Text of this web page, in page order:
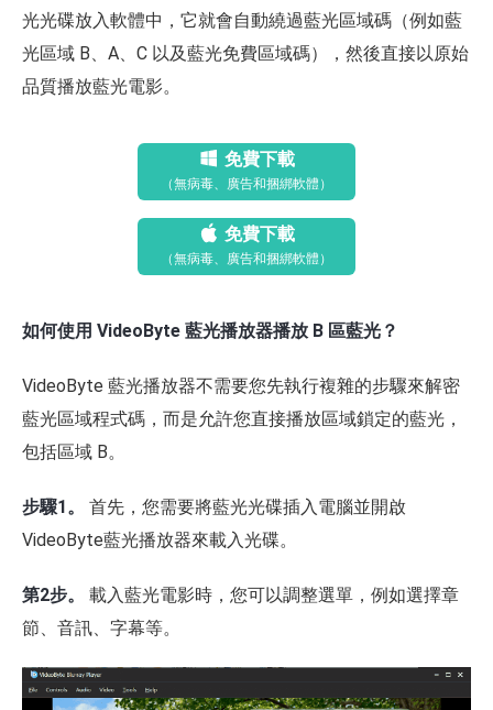
光光碟放入軟體中，它就會自動繞過藍光區域碼（例如藍
光區域 B、A、C 以及藍光免費區域碼），然後直接以原始
品質播放藍光電影。
免費下載
（無病毒、廣告和捆綁軟體）
免費下載
（無病毒、廣告和捆綁軟體）
如何使用 VideoByte 藍光播放器播放 B 區藍光？
VideoByte 藍光播放器不需要您先執行複雜的步驟來解密
藍光區域程式碼，而是允許您直接播放區域鎖定的藍光，
包括區域 B。
步驟1。 首先，您需要將藍光光碟插入電腦並開啟
VideoByte藍光播放器來載入光碟。
第2步。 載入藍光電影時，您可以調整選單，例如選擇章
節、音訊、字幕等。